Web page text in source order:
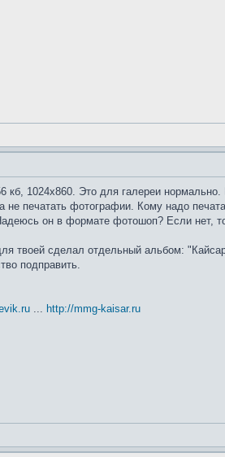
1024х860. Это для галереи нормально.
не печатать фотографии. Кому надо
он в формате фотошоп? Если нет,
твоей сделал отдельный альбом:
подправить.
... http://mmg-kaisar.ru